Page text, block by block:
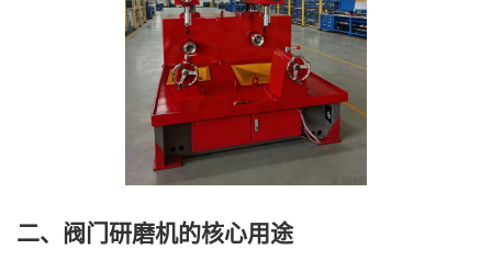
二、阀门研磨机的核心用途